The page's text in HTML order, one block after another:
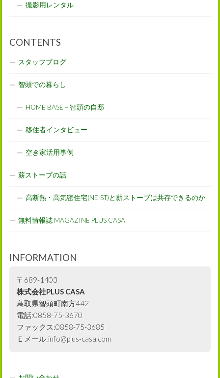
撮影用レンタル
CONTENTS
スタッフブログ
智頭での暮らし
HOME BASE – 智頭の自邸
移住者インタビュー
空き家活用事例
薪ストーブの話
高断熱・高気密住宅(NE-ST)と薪ストーブは共存できるのか
無料情報誌 MAGAZINE PLUS CASA
INFORMATION
〒689-1403
株式会社PLUS CASA
鳥取県智頭町南方442
電話:0858-75-3670
ファックス:0858-75-3685
Ｅメール:info@plus-casa.com